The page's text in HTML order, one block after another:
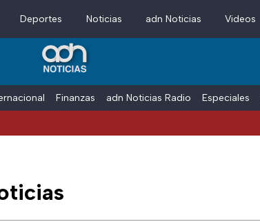
Deportes Noticias adn Noticias Videos
Finanzas adn Noticias Radio Especiales